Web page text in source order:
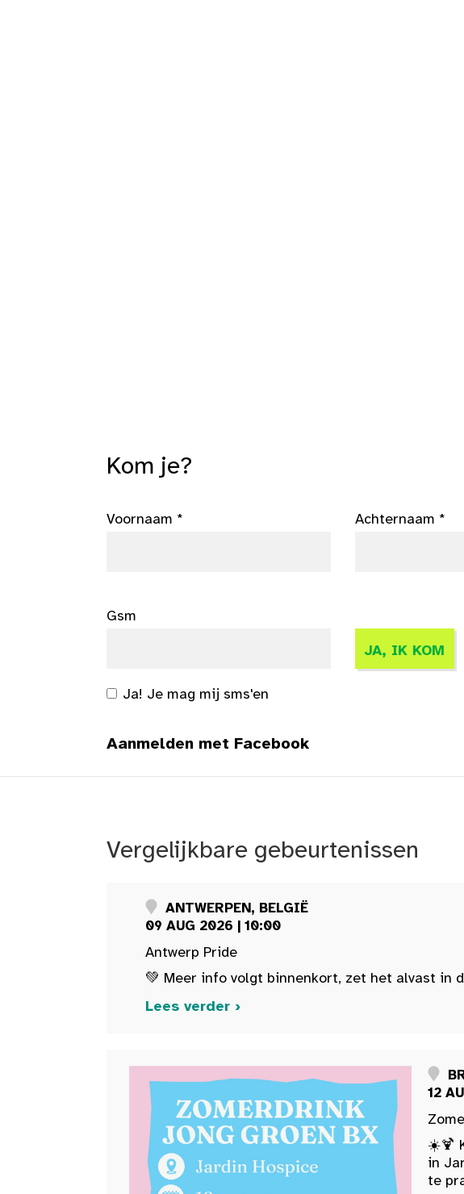
Kom je?
Voornaam * Achternaam *
Gsm
Ja! Je mag mij sms'en
Aanmelden met Facebook
Vergelijkbare gebeurtenissen
ANTWERPEN, BELGIË
09 AUG 2026 | 10:00
Antwerp Pride
💚 Meer info volgt binnenkort, zet het alvast in
Lees verder ›
12
☀️🍹
in
te